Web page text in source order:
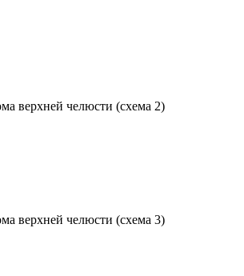
верхней челюсти (схема 2)
верхней челюсти (схема 3)